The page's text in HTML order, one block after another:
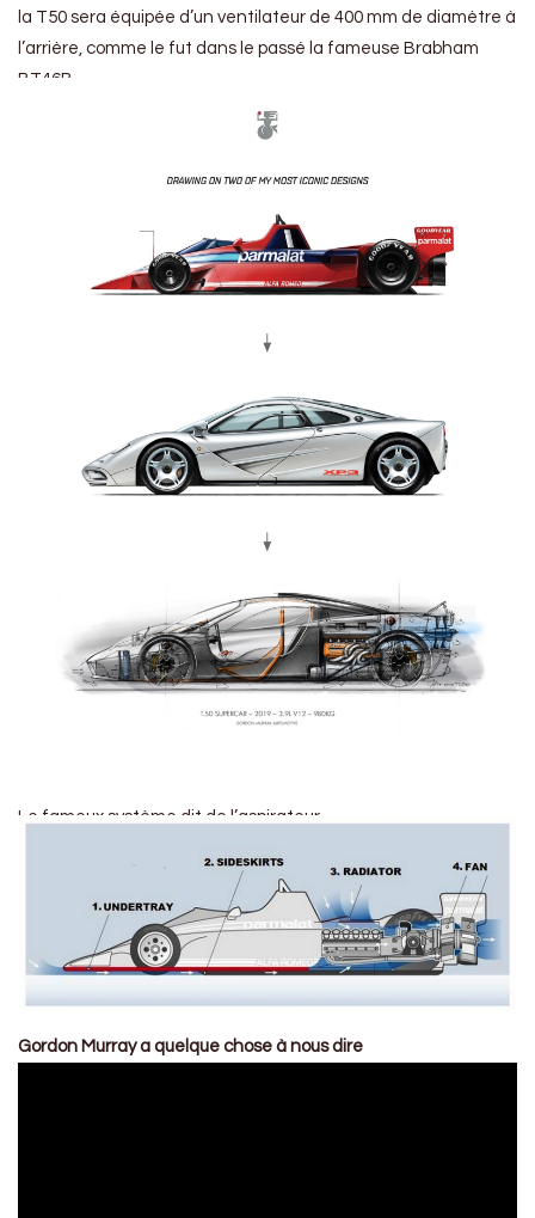
la T50 sera équipée d’un ventilateur de 400 mm de diamètre à
l’arrière, comme le fut dans le passé la fameuse Brabham
BT46B.
Le fameux système dit de l’aspirateur…
Gordon Murray a quelque chose à nous dire